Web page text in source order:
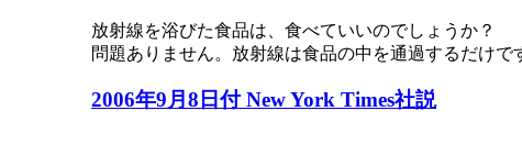
放射線を浴びた食品は、食べていいのでしょうか？
問題ありません。放射線は食品の中を通過するだけ
2006年9月8日付 New York Times社説